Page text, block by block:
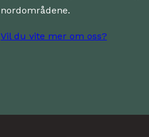
nordområdene.
Vil du vite mer om oss?